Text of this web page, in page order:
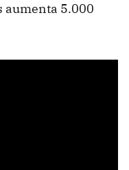
aumenta 5.000